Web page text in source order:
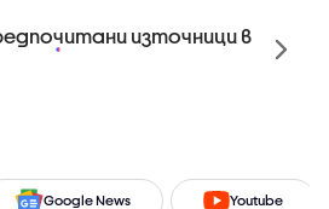
източници в
Google News Youtube